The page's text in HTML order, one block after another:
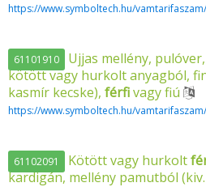
https://www.symboltech.hu/
61101910
Ujjas mellény,
kötött vagy hurkolt anyagból,
kasmír kecske), férfivagy fiú
https://www.symboltech.hu/
61102091 Kötött vagy hurkolt
kardigán, mellény pamutból